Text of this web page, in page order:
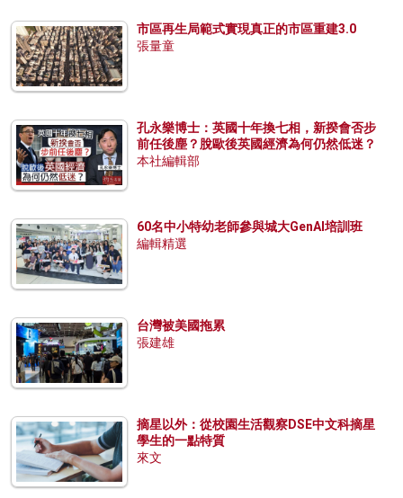
市區再生局範式實現真正的市區重建3.0
張量童
孔永樂博士：英國十年換七相，新揆會否步
前任後塵？脫歐後英國經濟為何仍然低迷？
本社編輯部
60名中小特幼老師參與城大GenAI培訓班
編輯精選
台灣被美國拖累
張建雄
摘星以外：從校園生活觀察DSE中文科摘星
學生的一點特質
來文